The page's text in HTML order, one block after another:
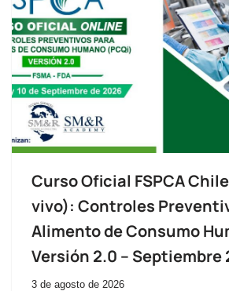
Curso Oficial FSPCA
vivo): Controles
Alimento de Consumo
Versión 2.0 – Septiembre
3 de agosto de 2026